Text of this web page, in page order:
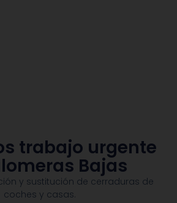
trabajo urgente
Bajas
y sustitución de cerraduras de
coches y casas.​